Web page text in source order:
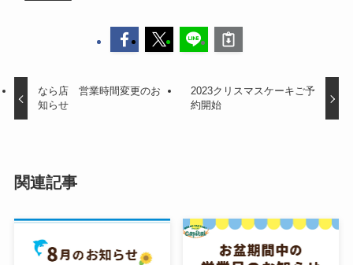
なら店 営業時間変更のお
知らせ
2023クリスマスケーキご予
約開始
関連記事